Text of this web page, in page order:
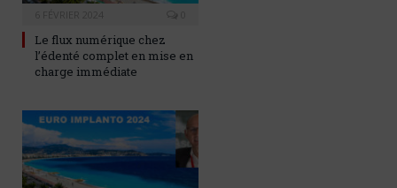
Le flux numérique chez
l’édenté complet en mise en
charge immédiate